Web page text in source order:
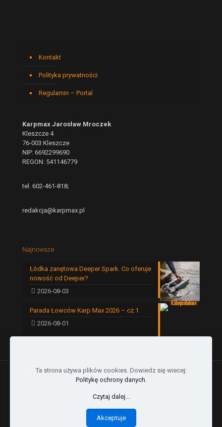
Kontakt
Polityka prywatności
Regulamin – Portal
Karpmax Jarosław Mroczek
Kleszcze 4
76-003 Kleszcze
NIP: 6692299690
REGON: 541146779
tel. 602-461-818;
redakcja@karpmax.pl
Najnowsze
Łódka zanętowa Deeper Spark. Co oferuje
nowość od Deeper?
2026-08-03
Parada Łowców Karp Max 2026 – cz.1
2026-08-01
Ta strona używa plików cookies. Dowiedz się wiecej:
Politykę ochrony danych.
Czytaj dalej...
Akceptuje